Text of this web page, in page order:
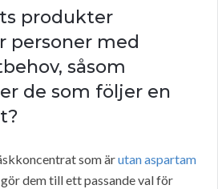
produkter
personer med
såsom
de som följer en
som ärutan aspartam
dem till ett passande val för